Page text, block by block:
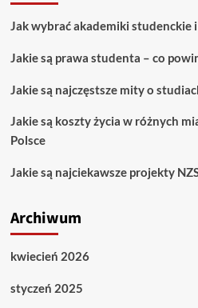
i
życie
uczelni?
Jak wybrać akademiki studenckie
Jakie są prawa studenta – co
Jakie są najczęstsze mity o
Jakie są koszty życia w różnych
Polsce
Jakie są najciekawsze projekty
Archiwum
kwiecień 2026
styczeń 2025